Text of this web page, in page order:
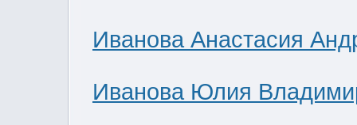
Иванова Анастасия
Иванова Юлия